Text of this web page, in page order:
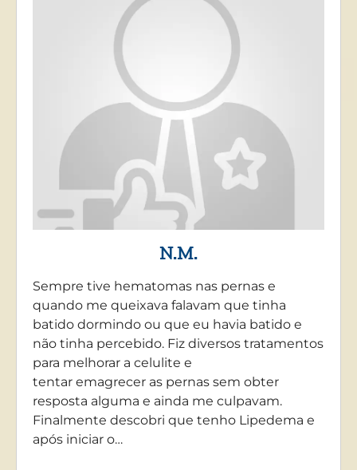
N.M.
Sempre tive hematomas nas pernas e
quando me queixava falavam que tinha
batido dormindo ou que eu havia batido e
não tinha percebido. Fiz diversos tratamentos
para melhorar a celulite e
tentar emagrecer as pernas sem obter
resposta alguma e ainda me culpavam.
Finalmente descobri que tenho Lipedema e
após iniciar o…